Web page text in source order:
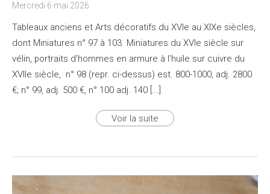
Mercredi 6 mai 2026
Tableaux anciens et Arts décoratifs du XVIe au XIXe siècles,
dont Miniatures n° 97 à 103. Miniatures du XVIe siècle sur
vélin, portraits d'hommes en armure à l'huile sur cuivre du
XVIIe siècle, n° 98 (repr. ci-dessus) est. 800-1000, adj. 2800
€; n° 99, adj. 500 €, n° 100 adj. 140 [...]
Voir la suite